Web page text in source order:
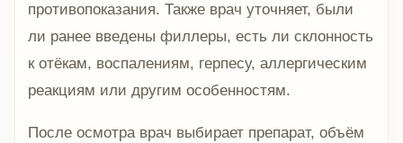
противопоказания. Также врач уточняет, были
ли ранее введены филлеры, есть ли склонность
к отёкам, воспалениям, герпесу, аллергическим
реакциям или другим особенностям.
После осмотра врач выбирает препарат, объём